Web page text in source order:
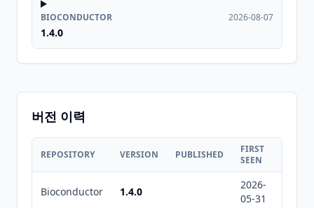
BIOCONDUCTOR
1.4.0
2026-08-07
버전 이력
REPOSITORY VERSION PUBLISHED
FIRST
SEEN
Bioconductor 1.4.0
2026-
05-31